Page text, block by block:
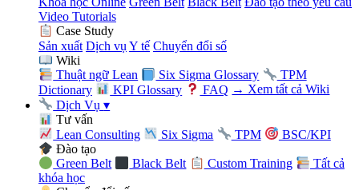
Video Tutorials
Case Study
Sản xuất Dịch vụ Y tế Chuyển đổi số
Wiki
Thuật ngữ Lean
Six Sigma Glossary
TPM
Dictionary
KPI Glossary FAQ → Xem tất cả Wiki
Dịch Vụ▾
Tư vấn
Lean Consulting
Six Sigma TPM
BSC/KPI
Đào tạo
Green Belt
Black Belt Custom Training
Tất cả
khóa học